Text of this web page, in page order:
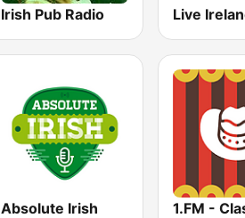
Irish Pub Radio
Absolute Irish